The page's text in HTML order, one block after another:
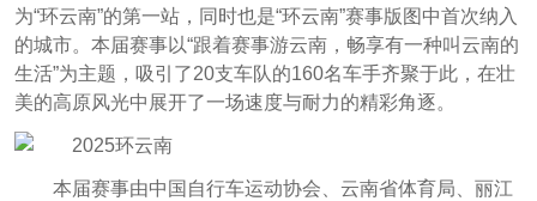
为“环云南”的第一站，同时也是“环云南”赛事版图中首次纳入
的城市。本届赛事以“跟着赛事游云南，畅享有一种叫云南的
生活”为主题，吸引了20支车队的160名车手齐聚于此，在壮
美的高原风光中展开了一场速度与耐力的精彩角逐。
本届赛事由中国自行车运动协会、云南省体育局、丽江